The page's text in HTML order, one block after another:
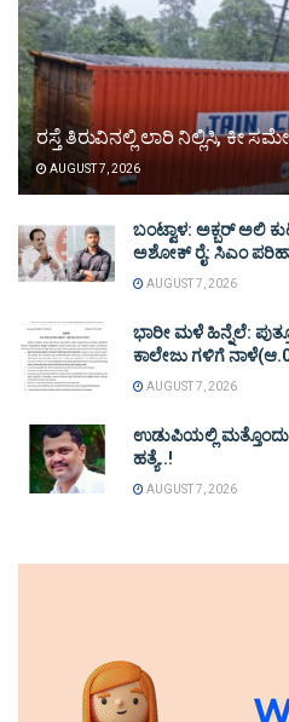
ರಸ್ತೆ ತಿರುವಿನಲ್ಲಿ ಲಾರಿ ನಿಲ್ಲಿಸಿ, ಕೀ
AUGUST 7, 2026
ಬಂಟ್ವಾಳ: ಅಕ್ಬರ್ ಅಲಿ
ಅಶೋಕ್ ರೈ: ಸಿಎಂ
AUGUST 7, 2026
ಭಾರೀ ಮಳೆ ಹಿನ್ನೆಲೆ:
ಕಾಲೇಜು ಗಳಿಗೆ
AUGUST 7, 2026
ಉಡುಪಿಯಲ್ಲಿ
ಹತ್ಯೆ..!
AUGUST 7, 2026